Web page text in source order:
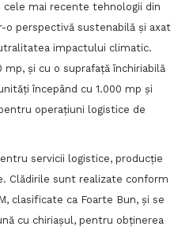
cele mai recente tehnologii din
perspectivă sustenabilă și axat
impactului climatic.
și cu o suprafață închiriabilă
începând cu 1.000 mp și
operaţiuni logistice de
servicii logistice, producţie
Clădirile sunt realizate conform
clasificate ca Foarte Bun, și se
cu chiriașul, pentru obținerea